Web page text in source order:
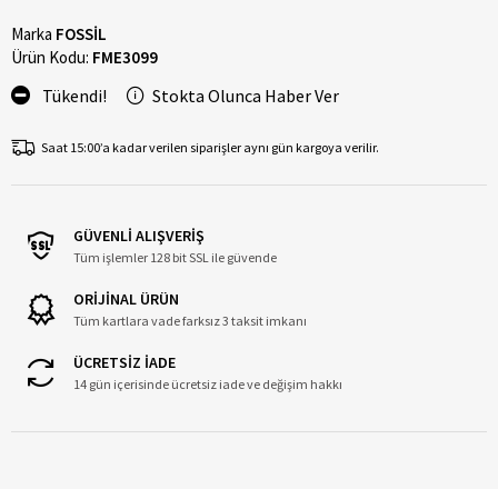
Marka FOSSİL
Ürün Kodu: FME3099
Tükendi! Stokta Olunca Haber Ver
Saat 15:00’a kadar verilen siparişler aynı gün kargoya verilir.
GÜVENLİ ALIŞVERİŞ
Tüm işlemler 128 bit SSL ile güvende
ORİJİNAL ÜRÜN
Tüm kartlara vade farksız 3 taksit imkanı
ÜCRETSİZ İADE
14 gün içerisinde ücretsiz iade ve değişim hakkı